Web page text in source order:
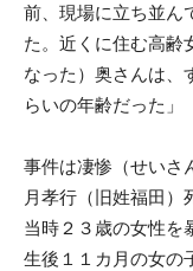
前、現場に立ち並ん
た。近くに住む高齢
なった）奥さんは、
らいの年齢だった」
事件は凄惨（せいさ
月孝行（旧姓福田）
当時２３歳の女性を
生後１１カ月の女の